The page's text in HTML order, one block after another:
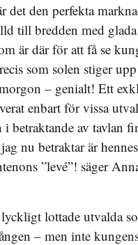
det den perfekta
till bredden med glada
är där för att få se
som solen stiger
– genialt! Ett
enbart för vissa
i betraktande av tavlan
nu betraktar är
”levé”! säger
lyckligt lottade utvalda
– men inte